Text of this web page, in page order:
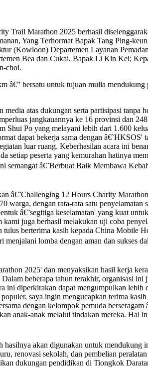
Marathon 2025 berhasil
Yang Terhormat Bapak Tang Ping-
(Kowloon) Departemen Layanan
Bea dan Cukai, Bapak Li Kin Kei;
choi.
â€” bersatu untuk tujuan mulia
atas dukungan serta partisipasi tanpa
jangkauannya ke 16 provinsi dan
Po yang melayani lebih dari 1.600
dapat bekerja sama dengan
luar ruang. Keberhasilan acara ini
setiap peserta yang kemurahan hatinya
semangat â€˜Berbuat Baik Membawa
â€˜Challenging 12 Hours Charity
dengan rata-rata satu penyelamatan
â€˜segitiga keselamatan' yang kuat
juga berhasil melakukan uji coba
berterima kasih kepada China Mobile
lomba dengan aman dan sukses
2025' dan menyaksikan hasil kerja
beberapa tahun terakhir, organisasi ini
ini diperkirakan dapat mengumpulkan
saya ingin mengucapkan terima
dengan kelompok pemuda berseragam
anak-anak melalui tindakan mereka. Hal
akan digunakan untuk mendukung
renovasi sekolah, dan pembelian
dukungan pendidikan di Tiongkok